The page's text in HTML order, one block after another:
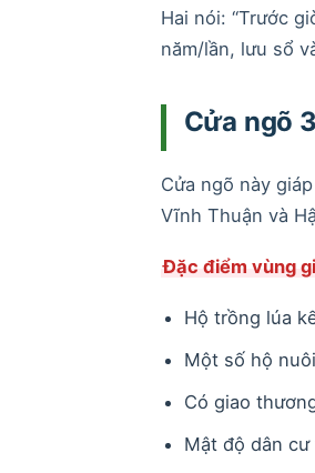
Hai nói: “Trước
năm/lần, lưu sổ
Cửa ngõ
Cửa ngõ này
Vĩnh Thuận và
Đặc điểm vùng
Hộ trồng lúa
Một số hộ
Có giao
Mật độ dân